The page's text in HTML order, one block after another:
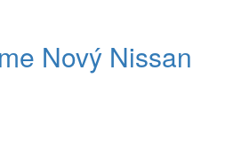
Nový Nissan